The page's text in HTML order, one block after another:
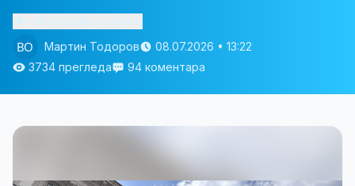
Мартин Тодоров
08.07.2026 • 13:22
3734 прегледа
94 коментара